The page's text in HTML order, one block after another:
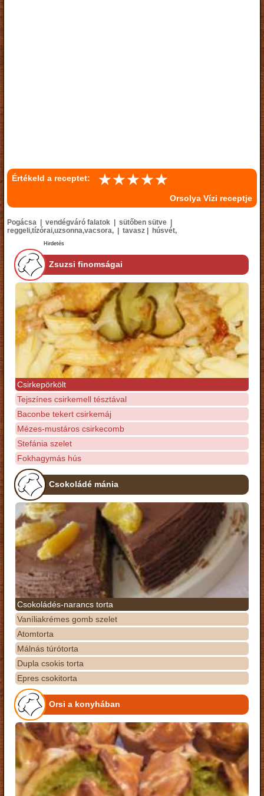
Értékeld a receptet:
Orsolya Vízi receptje
Pogácsa | vendégváró falatok | sütőben sütve |
reggeli,tízórai,uzsonna,vacsora, | tavasz | húsvét,
Hirdetés
Zsuzsi finomságai
Csirkepörkölt
Tejszínes csirkemell tésztával
Baconbe tekert csirkemáj
Mézes-mustáros csirkecomb
Stefánia szelet
Fokhagymás hús
Csokoládé mánia
Csokoládés-narancs torta
Vaníliakrémes gomb szelet
Atomtorta
Málnás túrótorta
Dupla csokis torta
Epres csokitorta
Orsi a konyhában